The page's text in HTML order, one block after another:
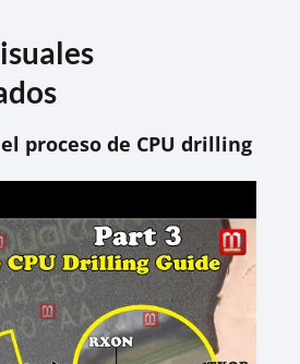
proceso de CPU drilling